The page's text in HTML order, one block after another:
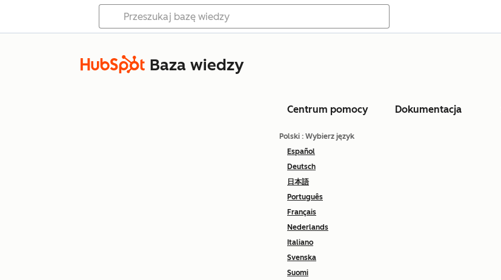
Baza wiedzy
Centrum pomocy Dokumentacja
Polski : Wybierz język
Español
Deutsch
日本語
Português
Français
Nederlands
Italiano
Svenska
Suomi